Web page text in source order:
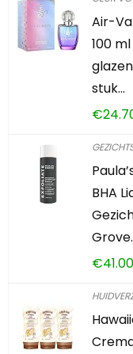
Air-
100
stuk…
€
BHA
€41.00